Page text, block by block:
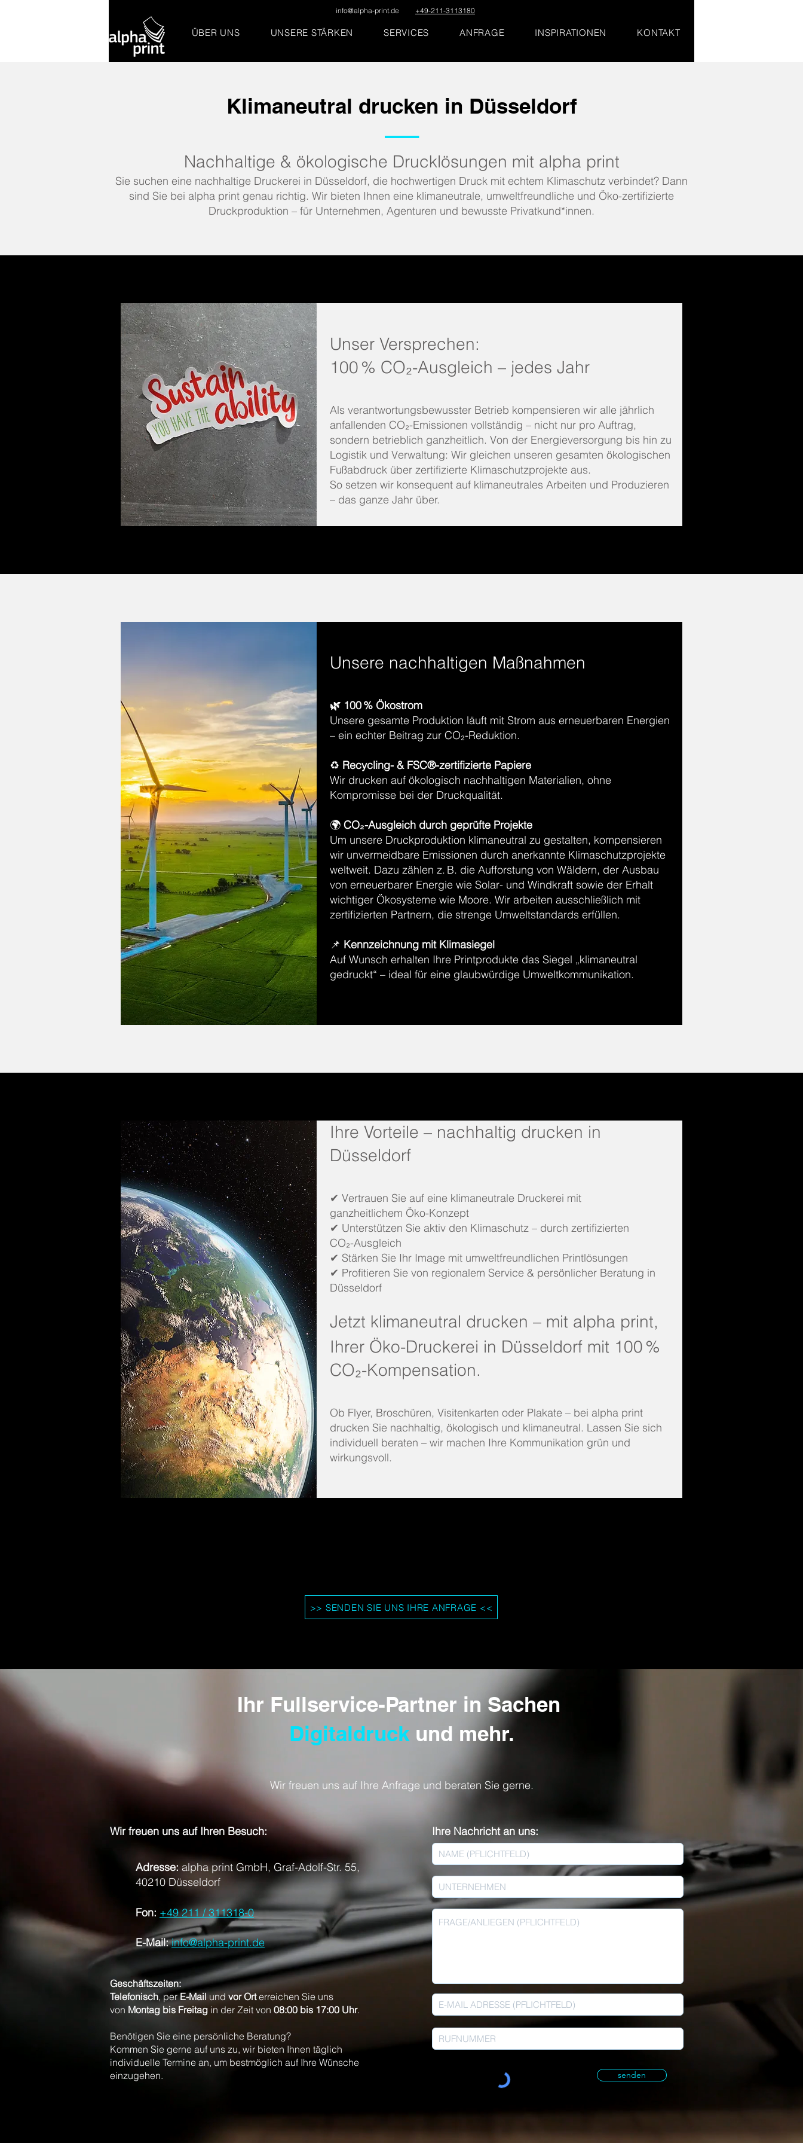
info@alpha-print.de +49-211-3113180
ÜBER UNS UNSERE STÄRKEN SERVICES ANFRAGE INSPIRATIONEN KONTAKT
Klimaneutral drucken in Düsseldorf
–––
Nachhaltige & ökologische Drucklösungen mit alpha print
Sie suchen eine nachhaltige Druckerei in Düsseldorf, die hochwertigen Druck mit echtem Klimaschutz verbindet? Dann
sind Sie bei alpha print genau richtig. Wir bieten Ihnen eine klimaneutrale, umweltfreundliche und Öko-zertifizierte
Druckproduktion – für Unternehmen, Agenturen und bewusste Privatkund*innen.
Unser Versprechen:
100 % CO₂-Ausgleich – jedes Jahr
Als verantwortungsbewusster Betrieb kompensieren wir alle jährlich
anfallenden CO₂-Emissionen vollständig – nicht nur pro Auftrag,
sondern betrieblich ganzheitlich. Von der Energieversorgung bis hin zu
Logistik und Verwaltung: Wir gleichen unseren gesamten ökologischen
Fußabdruck über zertifizierte Klimaschutzprojekte aus.
So setzen wir konsequent auf klimaneutrales Arbeiten und Produzieren
– das ganze Jahr über.
Unsere nachhaltigen Maßnahmen
​🌿 100 % Ökostrom
Unsere gesamte Produktion läuft mit Strom aus erneuerbaren Energien
– ein echter Beitrag zur CO₂-Reduktion.
♻️ Recycling- & FSC®-zertifizierte Papiere
Wir drucken auf ökologisch nachhaltigen Materialien, ohne
Kompromisse bei der Druckqualität.
🌍 CO₂-Ausgleich durch geprüfte Projekte
Um unsere Druckproduktion klimaneutral zu gestalten, kompensieren
wir unvermeidbare Emissionen durch anerkannte Klimaschutzprojekte
weltweit. Dazu zählen z. B. die Aufforstung von Wäldern, der Ausbau
von erneuerbarer Energie wie Solar- und Windkraft sowie der Erhalt
wichtiger Ökosysteme wie Moore. Wir arbeiten ausschließlich mit
zertifizierten Partnern, die strenge Umweltstandards erfüllen.
📌 Kennzeichnung mit Klimasiegel
Auf Wunsch erhalten Ihre Printprodukte das Siegel „klimaneutral
gedruckt“ – ideal für eine glaubwürdige Umweltkommunikation.
​Ihre Vorteile – nachhaltig drucken in
Düsseldorf
✔ Vertrauen Sie auf eine klimaneutrale Druckerei mit
ganzheitlichem Öko-Konzept
✔ Unterstützen Sie aktiv den Klimaschutz – durch zertifizierten
CO₂-Ausgleich
✔ Stärken Sie Ihr Image mit umweltfreundlichen Printlösungen
✔ Profitieren Sie von regionalem Service & persönlicher Beratung in
Düsseldorf
Jetzt klimaneutral drucken – mit alpha print,
Ihrer Öko-Druckerei in Düsseldorf mit 100 %
CO₂-Kompensation.
Ob Flyer, Broschüren, Visitenkarten oder Plakate – bei alpha print
drucken Sie nachhaltig, ökologisch und klimaneutral. Lassen Sie sich
individuell beraten – wir machen Ihre Kommunikation grün und
wirkungsvoll.
>> SENDEN SIE UNS IHRE ANFRAGE <<
Ihr Fullservice-Partner in Sachen
Digitaldruckund mehr.
Wir freuen uns auf Ihre Anfrage und beraten Sie gerne.
Wir freuen uns auf Ihren Besuch:
Adresse: alpha print GmbH, Graf-Adolf-Str. 55,
40210 Düsseldorf
Fon: +49 211 / 311318-0
E-Mail: info@alpha-print.de
Geschäftszeiten:
Telefonisch, perE-Mail und vor Orterreichen Sie uns
von Montag bis Freitag in der Zeit von 08:00 bis 17:00 Uhr.
Benötigen Sie eine persönliche Beratung?
Kommen Sie gerne auf uns zu, wir bieten Ihnen täglich
individuelle Termine an, um bestmöglich auf Ihre Wünsche
einzugehen.
Ihre Nachricht an uns:
senden